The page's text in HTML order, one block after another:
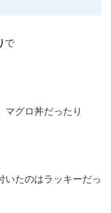
で
マグロ丼だったり
いたのはラッキーだっ